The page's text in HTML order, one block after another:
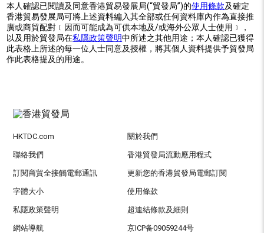
本人確認已閱讀及同意香港貿易發展局(“貿發局”)的使用條款及確定
香港貿易發展局可將上述資料編入其全部或任何資料庫內作為直接推
廣或商貿配對﹝因而可能成為可供本地及/或海外公眾人士使用﹞，
以及用於貿發局在私隱政策聲明中所述之其他用途；本人確認已獲得
此表格上所述的每一位人士同意及授權，將其個人資料提供予貿發局
作此表格提及的用途。
HKTDC.com 關於我們
聯絡我們 香港貿發局流動應用程式
訂閱商貿全接觸電郵通訊 更新您的香港貿發局電郵訂閱
字體大小 使用條款
私隱政策聲明 超連結條款及細則
網站導航 京ICP备09059244号